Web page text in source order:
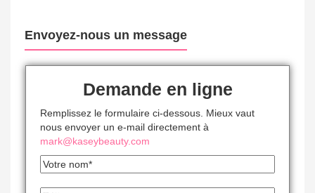
Envoyez-nous un message
Demande en ligne
Remplissez le formulaire ci-dessous. Mieux vaut
nous envoyer un e-mail directement à
mark@kaseybeauty.com